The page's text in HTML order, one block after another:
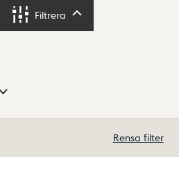
Filtrera
Rensa filter